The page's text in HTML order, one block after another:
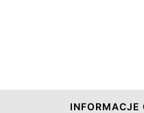
INFORMACJE